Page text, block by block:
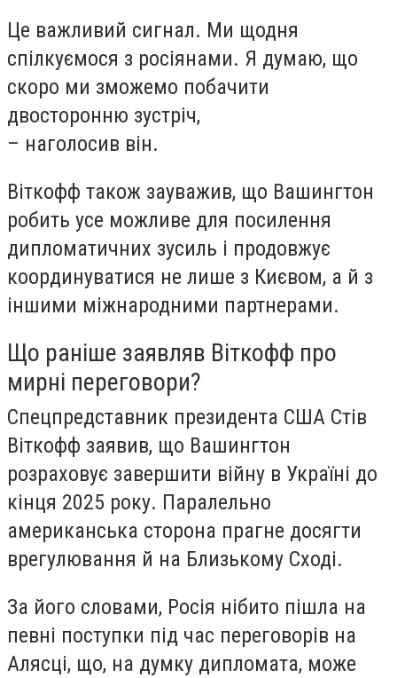
Це важливий сигнал. Ми щодня
спілкуємося з росіянами. Я думаю, що
скоро ми зможемо побачити
двосторонню зустріч,
– наголосив він.
Віткофф також зауважив, що Вашингтон
робить усе можливе для посилення
дипломатичних зусиль і продовжує
координуватися не лише з Києвом, а й з
іншими міжнародними партнерами.
Що раніше заявляв Віткофф про
мирні переговори?
Спецпредставник президента США Стів
Віткофф заявив, що Вашингтон
розраховує завершити війну в Україні до
кінця 2025 року. Паралельно
американська сторона прагне досягти
врегулювання й на Близькому Сході.
За його словами, Росія нібито пішла на
певні поступки під час переговорів на
Алясці, що, на думку дипломата, може